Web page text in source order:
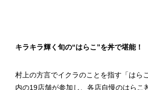
キラキラ輝く旬の“はらこ”を丼で堪能！
村上の方言でイクラのことを指す「はら
内の19店舗が参加し、各店自慢のはらこ